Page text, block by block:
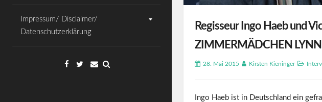
Impressum/ Disclaimer/
Datenschutzerklärung
Facebook
TwitterEmail
Regisseur Ingo Haeb und
ZIMMERMÄDCHEN LYNN
28. Mai 2015 Kirsten Kieninger
Ingo Haeb ist in Deutschland ein